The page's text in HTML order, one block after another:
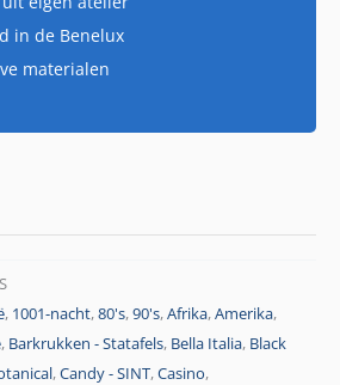
in de Benelux
materialen
, 1001-nacht,80's,90's,Afrika,Amerika,
, Barkrukken - Statafels, Bella Italia, Black
,Candy - SINT,Casino,